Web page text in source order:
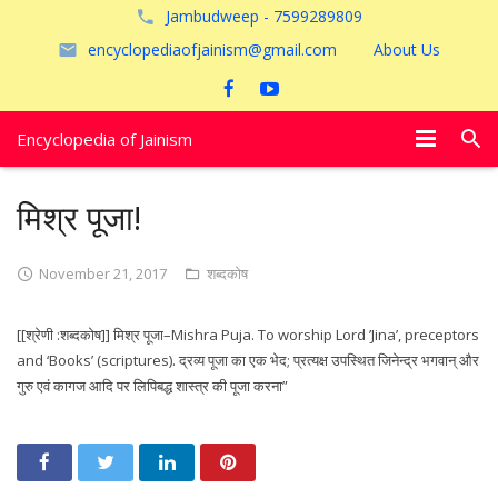
Jambudweep - 7599289809
encyclopediaofjainism@gmail.com
About Us
Encyclopedia of Jainism
अयोध्या
मिश्र पूजा!
November 21, 2017 शब्दकोष
[[श्रेणी :शब्दकोष]] मिश्र पूजा–Mishra Puja. To worship Lord ’Jina’, preceptors
and ‘Books’ (scriptures). द्रव्य पूजा का एक भेद; प्रत्यक्ष उपस्थित जिनेन्द्र भगवान् और
गुरु एवं कागज आदि पर लिपिबद्ध शास्त्र की पूजा करना”